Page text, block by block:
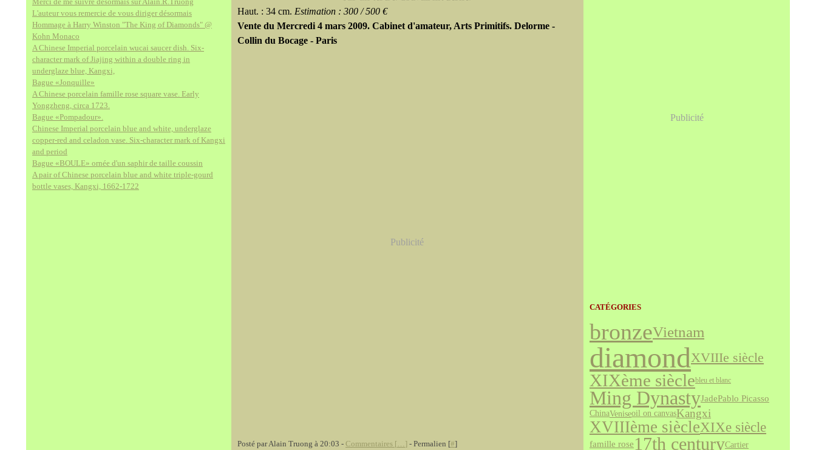
L'auteur vous remercie de vous diriger désormais
Hommage à Harry Winston "The King of Diamonds" @
Kohn Monaco
A Chinese Imperial porcelain wucai saucer dish. Six-
character mark of Jiajing within a double ring in
underglaze blue, Kangxi,
Bague «Jonquille»
A Chinese porcelain famille rose square vase. Early
Yongzheng, circa 1723.
Bague «Pompadour».
Chinese Imperial porcelain blue and white, underglaze
copper-red and celadon vase. Six-character mark of Kangxi
and period
Bague «BOULE» ornée d'un saphir de taille coussin
A pair of Chinese porcelain blue and white triple-gourd
bottle vases, Kangxi, 1662-1722
Haut. : 34 cm. Estimation : 300 / 500 €
Vente du Mercredi 4 mars 2009. Cabinet d'amateur, Arts Primitifs. Delorme -
Collin du Bocage - Paris
Publicité
Posté par Alain Truong à 20:03 - Commentaires [… ] - Permalien [#]
Publicité
CATÉGORIES
bronzeVietnam
diamondXVIIIe siècle
XIXème sièclebleu et blanc
Ming DynastyJadePablo Picasso
ChinaVeniseoil on canvasKangxi
XVIIIème siècleXIXe siècle
famille rose17th centuryCartier